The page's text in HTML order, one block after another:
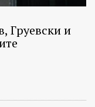
Груевски и